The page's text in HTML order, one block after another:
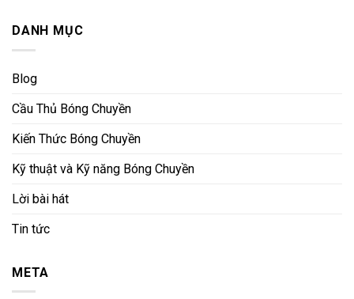
DANH MỤC
Blog
Cầu Thủ Bóng Chuyền
Kiến Thức Bóng Chuyền
Kỹ thuật và Kỹ năng Bóng Chuyền
Lời bài hát
Tin tức
META